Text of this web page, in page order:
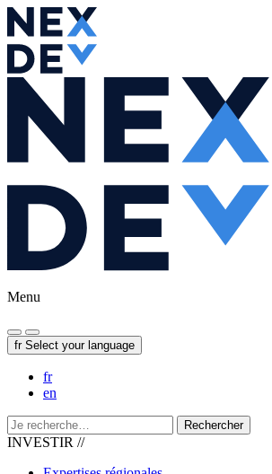
Menu
fr Select your language
fr
en
Rechercher
INVESTIR //